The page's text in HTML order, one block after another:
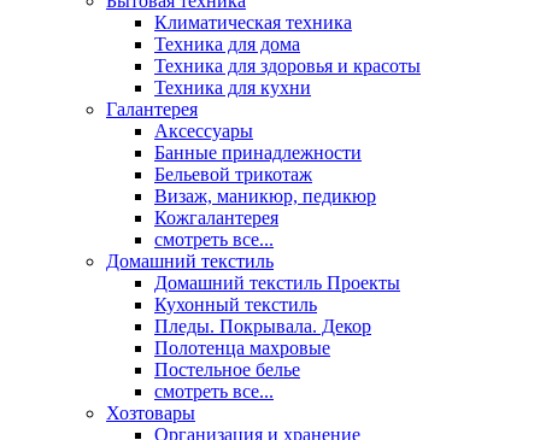
Климатическая техника
Техника для дома
Техника для здоровья и красоты
Техника для кухни
Галантерея
Аксессуары
Банные принадлежности
Бельевой трикотаж
Визаж, маникюр, педикюр
Кожгалантерея
смотреть все...
Домашний текстиль
Домашний текстиль Проекты
Кухонный текстиль
Пледы. Покрывала. Декор
Полотенца махровые
Постельное белье
смотреть все...
Хозтовары
Организация и хранение